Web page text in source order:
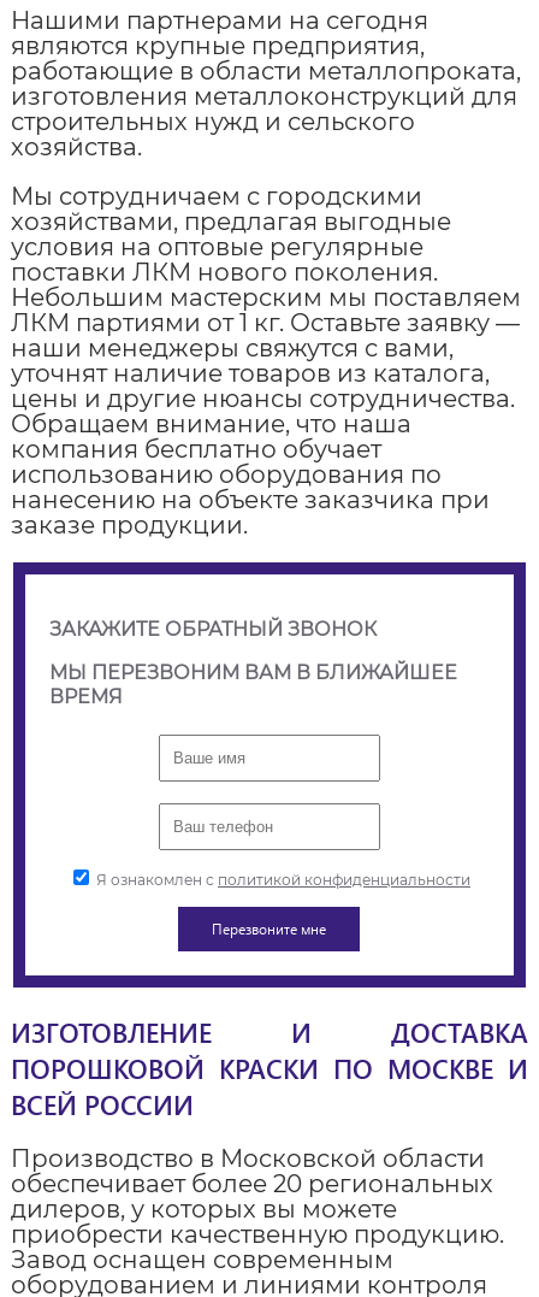
Нашими партнерами на сегодня
являются крупные предприятия,
работающие в области металлопроката,
изготовления металлоконструкций для
строительных нужд и сельского
хозяйства.
Мы сотрудничаем с городскими
хозяйствами, предлагая выгодные
условия на оптовые регулярные
поставки ЛКМ нового поколения.
Небольшим мастерским мы поставляем
ЛКМ партиями от 1 кг. Оставьте заявку —
наши менеджеры свяжутся с вами,
уточнят наличие товаров из каталога,
цены и другие нюансы сотрудничества.
Обращаем внимание, что наша
компания бесплатно обучает
использованию оборудования по
нанесению на объекте заказчика при
заказе продукции.
ЗАКАЖИТЕ ОБРАТНЫЙ ЗВОНОК
МЫ ПЕРЕЗВОНИМ ВАМ В БЛИЖАЙШЕЕ
ВРЕМЯ
Я ознакомлен с политикой конфиденциальности
ИЗГОТОВЛЕНИЕ И ДОСТАВКА
ПОРОШКОВОЙ КРАСКИ ПО МОСКВЕ И
ВСЕЙ РОССИИ
Производство в Московской области
обеспечивает более 20 региональных
дилеров, у которых вы можете
приобрести качественную продукцию.
Завод оснащен современным
оборудованием и линиями контроля